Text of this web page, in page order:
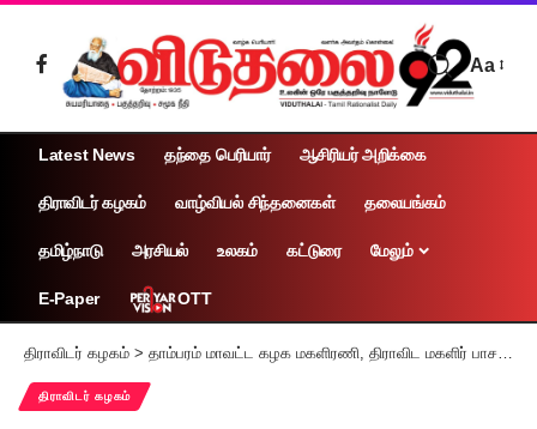
Aa
Latest News தந்தை பெரியார் ஆசிரியர் அறிக்கை
திராவிடர் கழகம் வாழ்வியல் சிந்தனைகள் தலையங்கம்
தமிழ்நாடு அரசியல் உலகம் கட்டுரை மேலும்
E-Paper OTT
திராவிடர் கழகம் > தாம்பரம் மாவட்ட கழக மகளிரணி, திராவிட மகளிர் பாசறை கலந்துரையாடல் கூட்டம்
திராவிடர் கழகம்